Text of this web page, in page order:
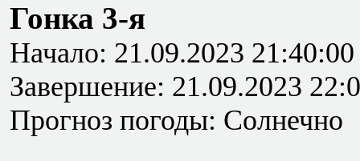
Гонка 3-я
Начало: 21.09.2023 21:40:00
Завершение: 21.09.2023
Прогноз погоды: Солнечно